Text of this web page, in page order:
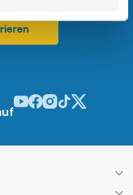
Odwiedź nasz profil w
Odwiedź nasz profil w
Odwiedź nasz profil w
Odwiedź nasz
Odwiedź nasz